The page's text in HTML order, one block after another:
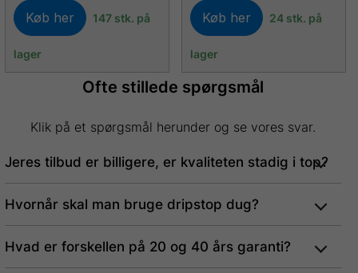
Køb her 147 stk. på
lager
Køb her 24 stk. på
lager
Ofte stillede spørgsmål
Klik på et spørgsmål herunder og se vores svar.
Jeres tilbud er billigere, er kvaliteten stadig i top?
Hvornår skal man bruge dripstop dug?
Hvad er forskellen på 20 og 40 års garanti?